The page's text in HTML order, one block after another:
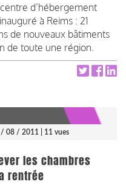
d’hébergement
à Reims : 21
de nouveaux bâtiments
de toute une région.
/ 08 / 2011 | 11 vues
les chambres
rentrée